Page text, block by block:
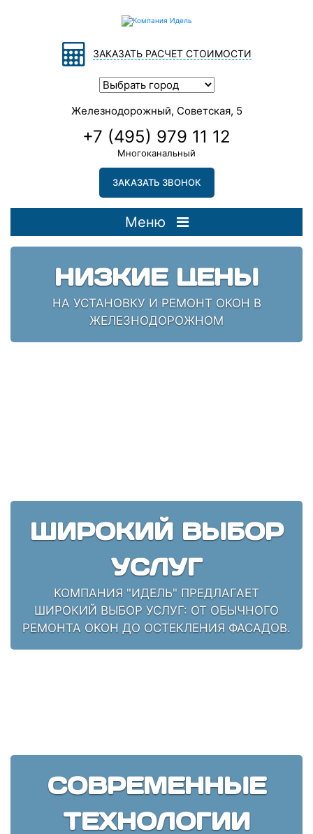
ЗАКАЗАТЬ РАСЧЕТ СТОИМОСТИ
Железнодорожный, Советская, 5
+7 (495) 979 11 12
Многоканальный
ЗАКАЗАТЬ ЗВОНОК
Меню
НИЗКИЕ ЦЕНЫ
НА УСТАНОВКУ И РЕМОНТ ОКОН В
ЖЕЛЕЗНОДОРОЖНОМ
ШИРОКИЙ ВЫБОР
УСЛУГ
КОМПАНИЯ "ИДЕЛЬ" ПРЕДЛАГАЕТ
ШИРОКИЙ ВЫБОР УСЛУГ: ОТ ОБЫЧНОГО
РЕМОНТА ОКОН ДО ОСТЕКЛЕНИЯ ФАСАДОВ.
СОВРЕМЕННЫЕ
ТЕХНОЛОГИИ